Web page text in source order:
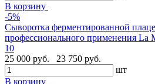
В корзину
-5%
Сыворотка ферментированной
профессионального применения La
10
25 000 руб.
23 750 руб.
шт
В корзину